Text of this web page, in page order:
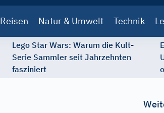
Reisen Natur & Umwelt Technik
Lego Star Wars: Warum die Kult-
Serie Sammler seit Jahrzehnten
fasziniert